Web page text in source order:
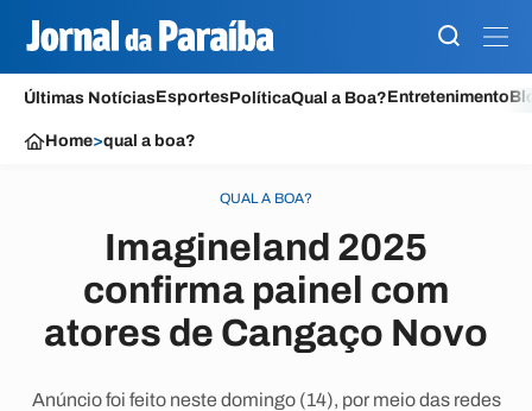
Últimas NotíciasEsportesPolíticaQual a Boa?Entretenimento
Home>qual a boa?
QUAL A BOA?
Imagineland 2025
confirma painel com
atores de Cangaço Novo
Anúncio foi feito neste domingo (14), por meio das redes